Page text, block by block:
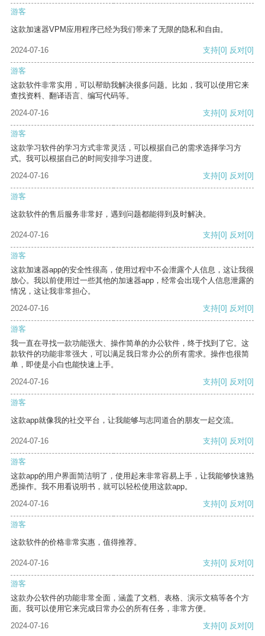
游客
这款加速器VPM应用程序已经为我们带来了无限的隐私和自由。
2024-07-16 支持[0] 反对[0]
游客
这款软件非常实用，可以帮助我解决很多问题。比如，我可以使用它来
查找资料、翻译语言、编写代码等。
2024-07-16
支持[0] 反对[0]
游客
这款学习软件的学习方式非常灵活，可以根据自己的需求选择学习方
式。我可以根据自己的时间安排学习进度。
2024-07-16
支持[0] 反对[0]
游客
这款软件的售后服务非常好，遇到问题都能得到及时解决。
2024-07-16 支持[0] 反对[0]
游客
这款加速器app的安全性很高，使用过程中不会泄露个人信息，这让我很
放心。我以前使用过一些其他的加速器app，经常会出现个人信息泄露的
情况，这让我非常担心。
2024-07-16
支持[0] 反对[0]
游客
我一直在寻找一款功能强大、操作简单的办公软件，终于找到了它。这
款软件的功能非常强大，可以满足我日常办公的所有需求。操作也很简
单，即使是小白也能快速上手。
2024-07-16
支持[0] 反对[0]
游客
这款app就像我的社交平台，让我能够与志同道合的朋友一起交流。
2024-07-16 支持[0] 反对[0]
游客
这款app的用户界面简洁明了，使用起来非常容易上手，让我能够快速熟
悉操作。我不用看说明书，就可以轻松使用这款app。
2024-07-16
支持[0] 反对[0]
游客
这款软件的价格非常实惠，值得推荐。
2024-07-16 支持[0] 反对[0]
游客
这款办公软件的功能非常全面，涵盖了文档、表格、演示文稿等各个方
面。我可以使用它来完成日常办公的所有任务，非常方便。
2024-07-16
支持[0] 反对[0]